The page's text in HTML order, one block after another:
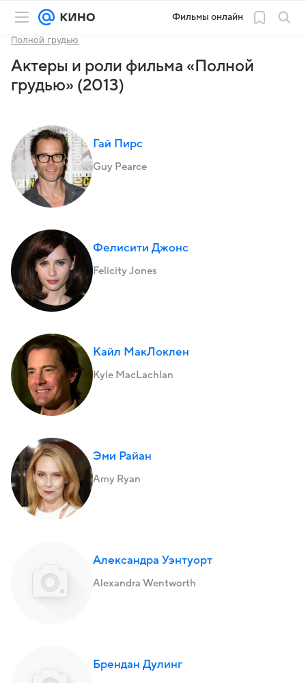
Фильмы онлайн
Полной грудью
Актеры и роли фильма «Полной
грудью» (2013)
Гай Пирс
Guy Pearce
Фелисити Джонс
Felicity Jones
Кайл МакЛоклен
Kyle MacLachlan
Эми Райан
Amy Ryan
Александра Уэнтуорт
Alexandra Wentworth
Брендан Дулинг